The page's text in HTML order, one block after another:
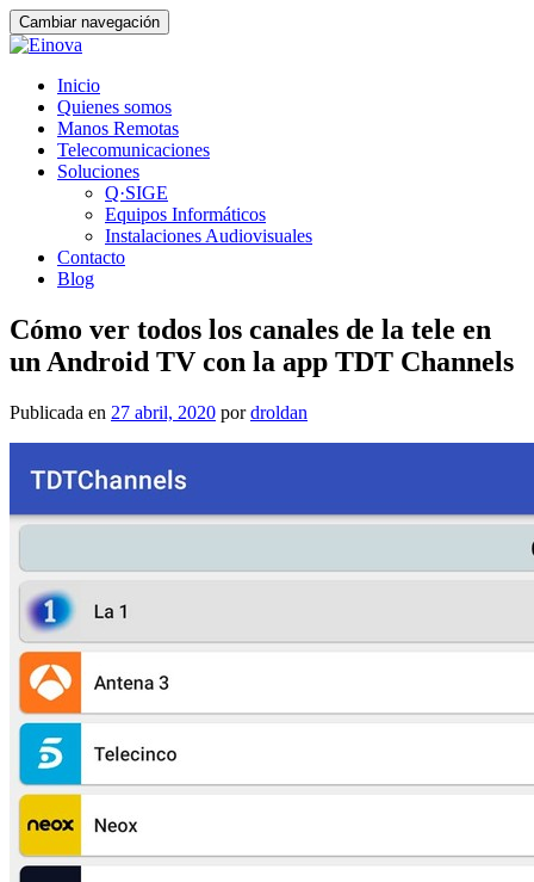
Cambiar navegación
contenido
Inicio
Quienes somos
Manos Remotas
Telecomunicaciones
Soluciones
Q·SIGE
Equipos Informáticos
Instalaciones Audiovisuales
Contacto
Blog
Cómo ver todos los canales de la tele en
un Android TV con la app TDT Channels
Publicada en 27 abril, 2020 pordroldan